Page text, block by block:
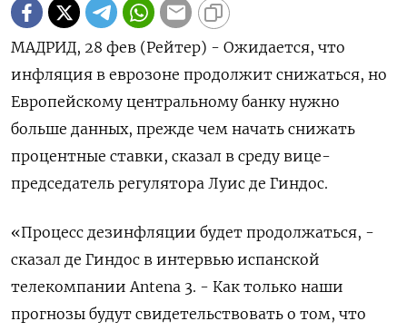
МАДРИД, 28 фев (Рейтер) - Ожидается, что
инфляция в еврозоне продолжит снижаться, но
Европейскому центральному банку нужно
больше данных, прежде чем начать снижать
процентные ставки, сказал в среду вице-
председатель регулятора Луис де Гиндос.
«Процесс дезинфляции будет продолжаться, -
сказал де Гиндос в интервью испанской
телекомпании Antena 3. - Как только наши
прогнозы будут свидетельствовать о том, что